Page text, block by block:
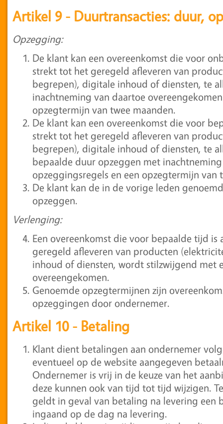
Artikel 9 - Duurtransacties: duur,
Opzegging:
De klant kan een overeenkomst die voor
strekt tot het geregeld afleveren van
begrepen), digitale inhoud of diensten, te
inachtneming van daartoe
opzegtermijn van twee maanden.
De klant kan een overeenkomst die voor
strekt tot het geregeld afleveren van
begrepen), digitale inhoud of diensten, te
bepaalde duur opzeggen met
opzeggingsregels en een opzegtermijn van
De klant kan de in de vorige leden
opzeggen.
Verlenging:
Een overeenkomst die voor bepaalde tijd
geregeld afleveren van producten
inhoud of diensten, wordt stilzwijgend met
overeengekomen.
Genoemde opzegtermijnen zijn
opzeggingen door ondernemer.
Artikel 10 - Betaling
Klant dient betalingen aan ondernemer
eventueel op de website aangegeven
Ondernemer is vrij in de keuze van het
deze kunnen ook van tijd tot tijd wijzigen.
geldt in geval van betaling na levering een
ingaand op de dag na levering.